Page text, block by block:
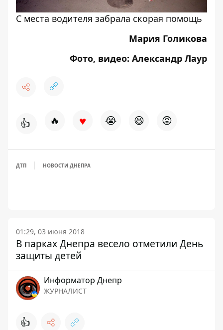
С места водителя забрала скорая помощь
Мария Голикова
Фото, видео: Александр Лаур
👍 🔥 ♥ 😭 😆 😡
ДТП НОВОСТИ ДНЕПРА
01:29, 03 июня 2018
В парках Днепра весело отметили День
защиты детей
Информатор Днепр
ЖУРНАЛИСТ
👍